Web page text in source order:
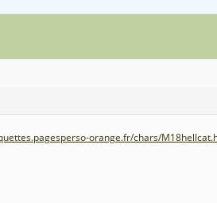
orange.fr/chars/